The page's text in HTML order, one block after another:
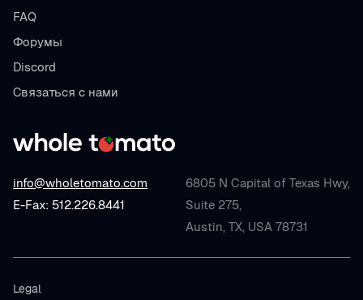
info@wholetomato.com
E-Fax: 512.226.8441
6805 N Capital of Texas Hwy,
Suite 275,
Austin, TX, USA 78731
FAQ
Форумы
Discord
Связаться с нами
Legal